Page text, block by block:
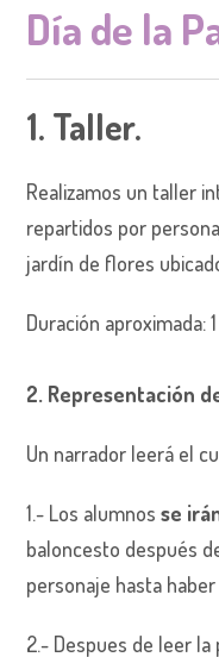
Día de la
1. Taller.
Realizamos un taller
repartidos por
jardín de flores
Duración aproximada:
2. Representación
Un narrador leerá el
1.- Los alumnosse
baloncesto después
personaje hasta
2.- Despues de leer